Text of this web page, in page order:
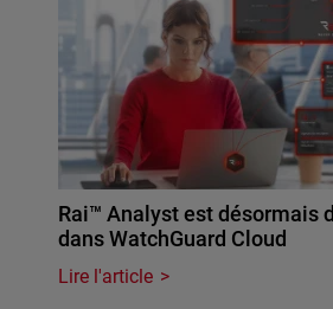
Rai™ Analyst est désormais
dans WatchGuard Cloud
Lire l'article